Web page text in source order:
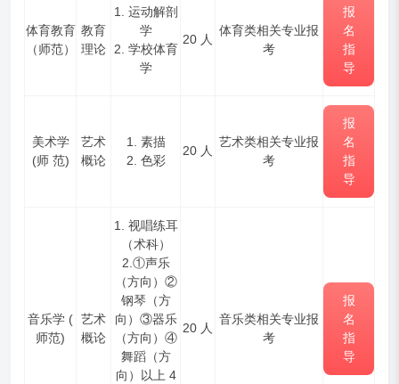
体育教育
（师范）
教育
理论
1. 运动解剖
学
2. 学校体育
学
20 人
体育类相关专业报
考
报
名
指
导
美术学
(师范)
艺术
概论
1. 素描
2. 色彩
20 人
艺术类相关专业报
考
报
名
指
导
音乐学 (
师范)
艺术
概论
1. 视唱练耳
（术科）
2.①声乐
（方向）②
钢琴（方
向）③器乐
（方向）④
舞蹈（方
向）以上 4
20 人
音乐类相关专业报
考
报
名
指
导